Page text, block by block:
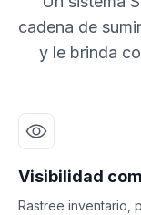
cadena de
y le brinda
Visibilidad
Rastree inventario,